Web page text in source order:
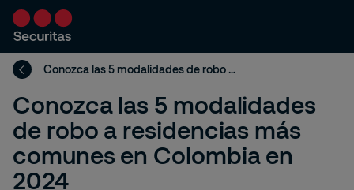
Conozca las 5 modalidades de robo a residencias más comunes en Colombia en 2024
Conozca las 5 modalidades
de robo a residencias más
comunes en Colombia en
2024